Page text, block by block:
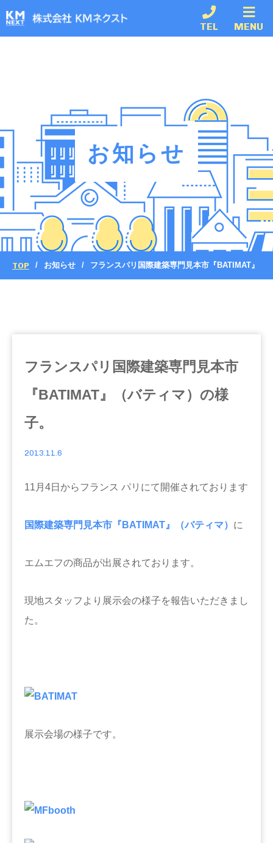
TEL MENU
お知らせ
TOP お知らせ フランスパリ国際建築専門見本市『BATIMAT』（
フランスパリ国際建築専門見本市
『BATIMAT』（バティマ）の様
子。
2013.11.6
11月4日からフランス パリにて開催されております
国際建築専門見本市『BATIMAT』（バティマ） に
エムエフの商品が出展されております。
現地スタッフより展示会の様子を報告いただきまし
た。
展示会場の様子です。